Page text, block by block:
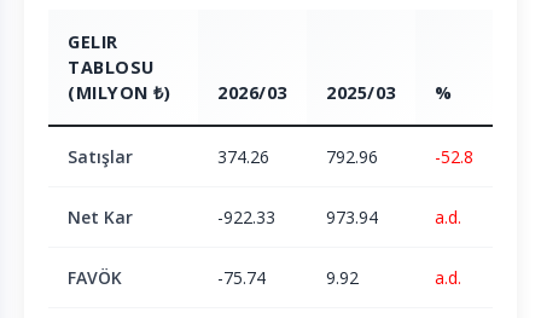
GELIR
TABLOSU
(MILYON ₺)
2026/03 2025/03 %
Satışlar 374.26 792.96 -52.8
Net Kar -922.33 973.94 a.d.
FAVÖK -75.74 9.92 a.d.